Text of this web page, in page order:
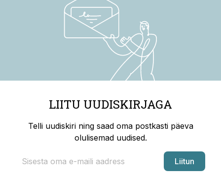
LIITU UUDISKIRJAGA
Telli uudiskiri ning saad oma postkasti päeva
olulisemad uudised.
Liitun